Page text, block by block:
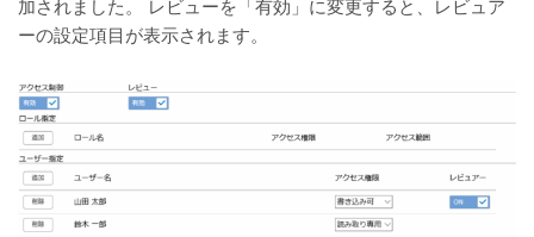
加されました。 レビューを「有効」に変更すると、レビュア
ーの設定項目が表示されます。